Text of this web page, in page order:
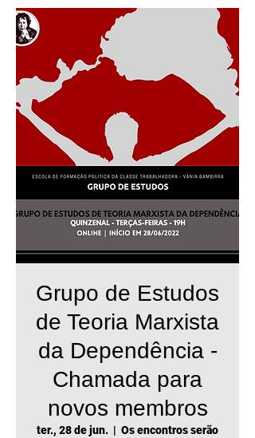
Grupo de Estudos
de Teoria Marxista
da Dependência -
Chamada para
novos membros
ter., 28 de jun.
  |
Os encontros serão